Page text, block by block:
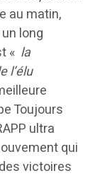
au matin,
long
« la
l’élu
Toujours
ultra
qui
victoires